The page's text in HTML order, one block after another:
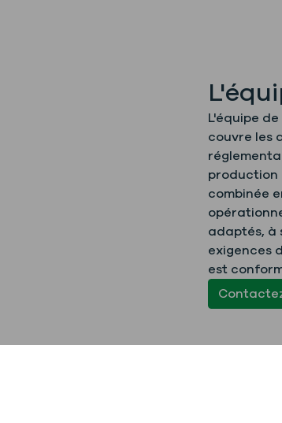
L'équipe
couvre les
production
combinée
adaptés, à
exigences
est